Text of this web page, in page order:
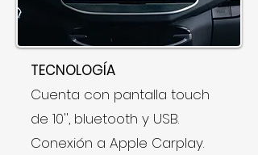
TECNOLOGÍA
Cuenta con pantalla touch
de 10'', bluetooth y USB.
Conexión a Apple Carplay.